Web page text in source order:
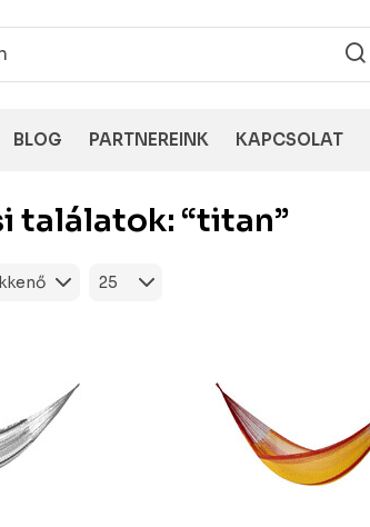
BLOG PARTNEREINK KAPCSOLAT
találatok: “titan”